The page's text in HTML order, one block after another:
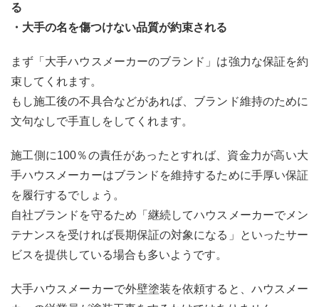
4
ハウ
スメ
ーカ
ーと
地元
の塗
者、
選ぶ
なら
どっ
ち？
4.1
営業
マン
「専
用塗
る
・大手の名を傷つけない品質が約束される
まず「大手ハウスメーカーのブランド」は強力な保証を約
束してくれます。
もし施工後の不具合などがあれば、ブランド維持のために
文句なしで手直しをしてくれます。
施工側に100％の責任があったとすれば、資金力が高い大
手ハウスメーカーはブランドを維持するために手厚い保証
を履行するでしょう。
自社ブランドを守るため「継続してハウスメーカーでメン
テナンスを受ければ長期保証の対象になる」といったサー
ビスを提供している場合も多いようです。
大手ハウスメーカーで外壁塗装を依頼すると、ハウスメー